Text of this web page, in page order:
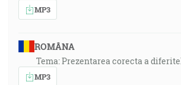
MP3
ROMÂNA
Tema: Prezentarea corecta a
MP3